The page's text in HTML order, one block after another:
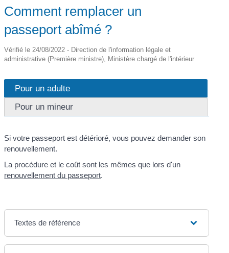
Comment remplacer un
passeport abîmé ?
Vérifié le 24/08/2022 - Direction de l'information légale et
administrative (Première ministre), Ministère chargé de l'intérieur
Pour un adulte
Pour un mineur
Si votre passeport est détérioré, vous pouvez demander son
renouvellement.
La procédure et le coût sont les mêmes que lors d'un
renouvellement du passeport.
Textes de référence